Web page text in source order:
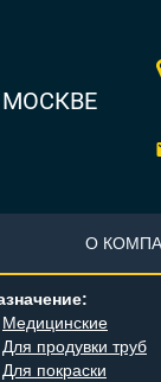
Медицинские
Для продувки труб
Для покраски
О